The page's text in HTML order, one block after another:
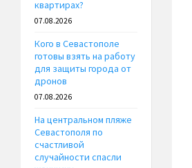
квартирах?
07.08.2026
Кого в Севастополе
готовы взять на работу
для защиты города от
дронов
07.08.2026
На центральном пляже
Севастополя по
счастливой
случайности спасли